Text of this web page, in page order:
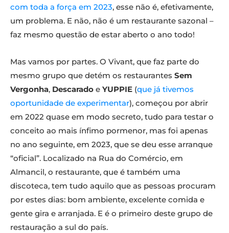
com toda a força em 2023, esse não é, efetivamente,
um problema. E não, não é um restaurante sazonal –
faz mesmo questão de estar aberto o ano todo!
Mas vamos por partes. O Vivant, que faz parte do
mesmo grupo que detém os restaurantes Sem
Vergonha, Descarado e YUPPIE (que já tivemos
oportunidade de experimentar), começou por abrir
em 2022 quase em modo secreto, tudo para testar o
conceito ao mais ínfimo pormenor, mas foi apenas
no ano seguinte, em 2023, que se deu esse arranque
“oficial”. Localizado na Rua do Comércio, em
Almancil, o restaurante, que é também uma
discoteca, tem tudo aquilo que as pessoas procuram
por estes dias: bom ambiente, excelente comida e
gente gira e arranjada. E é o primeiro deste grupo de
restauração a sul do país.